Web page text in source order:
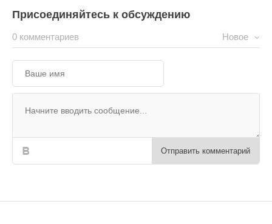
Присоединяйтесь к обсуждению
0 комментариев Новое
Отправить комментарий